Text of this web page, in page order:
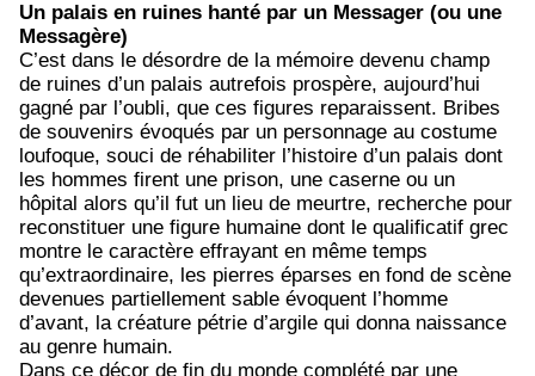
Un palais en ruines hanté par un Messager (ou une
Messagère)
C’est dans le désordre de la mémoire devenu champ
de ruines d’un palais autrefois prospère, aujourd’hui
gagné par l’oubli, que ces figures reparaissent. Bribes
de souvenirs évoqués par un personnage au costume
loufoque, souci de réhabiliter l’histoire d’un palais dont
les hommes firent une prison, une caserne ou un
hôpital alors qu’il fut un lieu de meurtre, recherche pour
reconstituer une figure humaine dont le qualificatif grec
montre le caractère effrayant en même temps
qu’extraordinaire, les pierres éparses en fond de scène
devenues partiellement sable évoquent l’homme
d’avant, la créature pétrie d’argile qui donna naissance
au genre humain.
Dans ce décor de fin du monde complété par une